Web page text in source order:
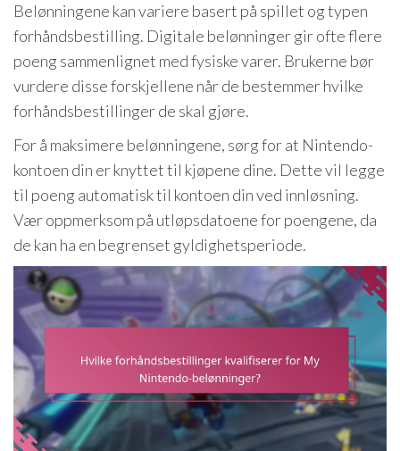
Belønningene kan variere basert på spillet og typen
forhåndsbestilling. Digitale belønninger gir ofte flere
poeng sammenlignet med fysiske varer. Brukerne bør
vurdere disse forskjellene når de bestemmer hvilke
forhåndsbestillinger de skal gjøre.
For å maksimere belønningene, sørg for at Nintendo-
kontoen din er knyttet til kjøpene dine. Dette vil legge
til poeng automatisk til kontoen din ved innløsning.
Vær oppmerksom på utløpsdatoene for poengene, da
de kan ha en begrenset gyldighetsperiode.